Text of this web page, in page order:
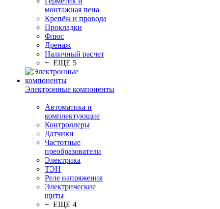
монтажная пена
Крепёж и провода
Прокладки
Флюс
Дренаж
Наличный расчет
+ ЕЩЕ 5
Электронные компоненты
Автоматика и
комплектующие
Контроллеры
Датчики
Частотные
преобразователи
Электрика
ТЭН
Реле напряжения
Электрические
щиты
+ ЕЩЕ 4